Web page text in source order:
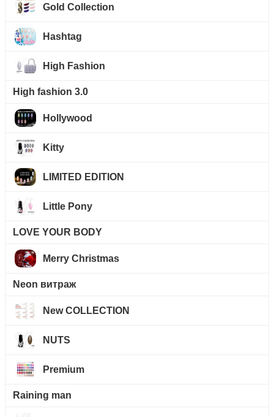
Gold Collection
Hashtag
High Fashion
High fashion 3.0
Hollywood
Kitty
LIMITED EDITION
Little Pony
LOVE YOUR BODY
Merry Christmas
Neon витраж
New COLLECTION
NUTS
Premium
Raining man